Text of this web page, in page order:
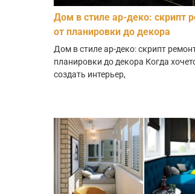
Дом в стиле ар-деко: скрипт
от планировки до декора
Дом в стиле ар-деко: скрипт
планировки до декора Когда
создать интерьер,